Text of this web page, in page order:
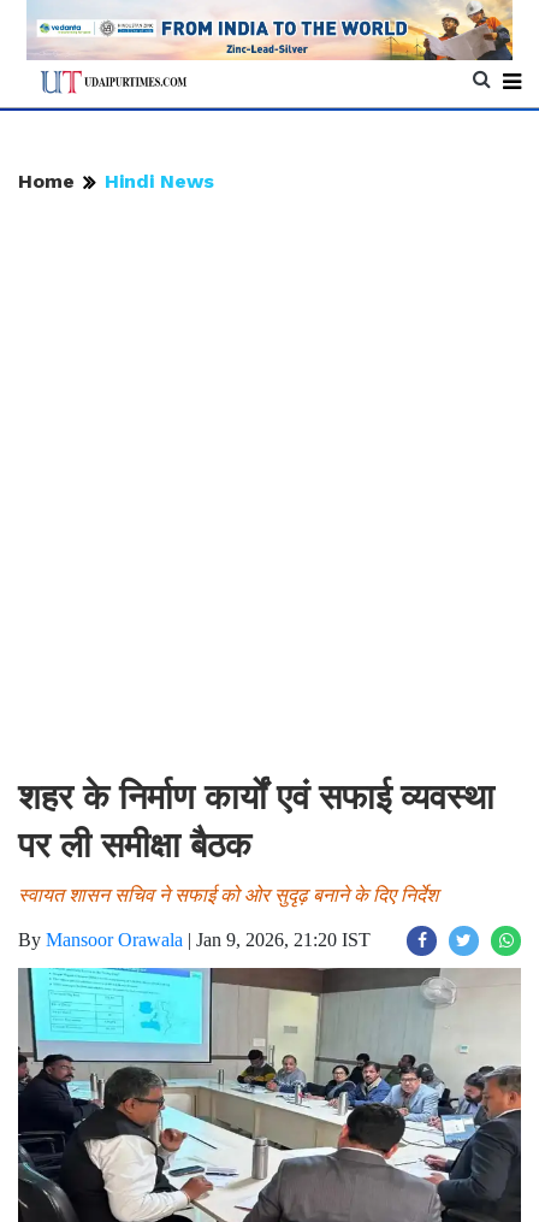
Home Hindi News
शहर के निर्माण कार्यों एवं सफाई व्यवस्था
पर ली समीक्षा बैठक
स्वायत शासन सचिव ने सफाई को ओर सुदृढ़ बनाने के दिए निर्देश
By Mansoor Orawala | Jan 9, 2026, 21:20 IST